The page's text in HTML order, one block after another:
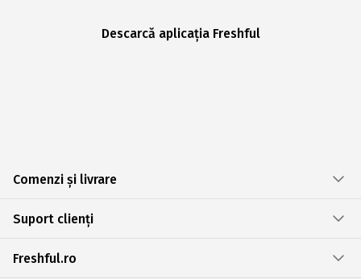
Descarcă aplicația Freshful
Comenzi și livrare
Suport clienți
Freshful.ro